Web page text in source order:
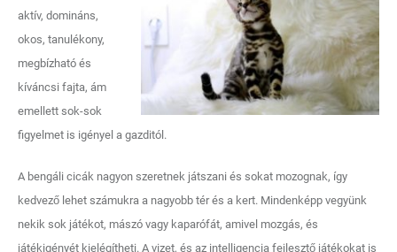
aktív, domináns,
okos, tanulékony,
megbízható és
kíváncsi fajta, ám
emellett sok-sok
figyelmet is igényel a gazditól.
A bengáli cicák nagyon szeretnek játszani és sokat mozognak, így
kedvező lehet számukra a nagyobb tér és a kert. Mindenképp vegyünk
nekik sok játékot, mászó vagy kaparófát, amivel mozgás, és
játékigényét kielégítheti. A vizet, és az intelligencia fejlesztő játékokat is